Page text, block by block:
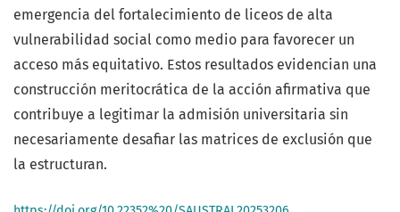
emergencia del fortalecimiento de liceos de alta
vulnerabilidad social como medio para favorecer un
acceso más equitativo. Estos resultados evidencian una
construcción meritocrática de la acción afirmativa que
contribuye a legitimar la admisión universitaria sin
necesariamente desafiar las matrices de exclusión que
la estructuran.